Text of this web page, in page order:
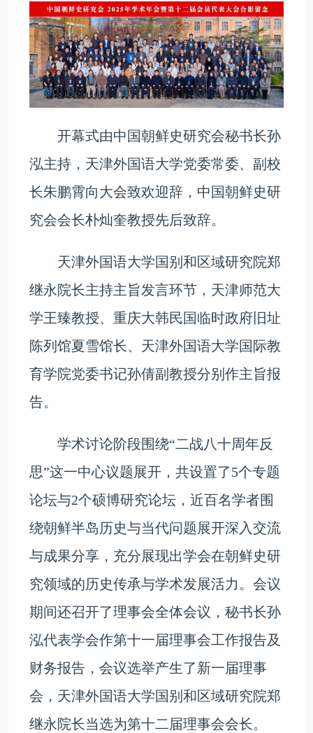
开幕式由中国朝鲜史研究会秘书长孙
泓主持，天津外国语大学党委常委、副校
长朱鹏霄向大会致欢迎辞，中国朝鲜史研
究会会长朴灿奎教授先后致辞。
天津外国语大学国别和区域研究院郑
继永院长主持主旨发言环节，天津师范大
学王臻教授、重庆大韩民国临时政府旧址
陈列馆夏雪馆长、天津外国语大学国际教
育学院党委书记孙倩副教授分别作主旨报
告。
学术讨论阶段围绕“二战八十周年反
思”这一中心议题展开，共设置了5个专题
论坛与2个硕博研究论坛，近百名学者围
绕朝鲜半岛历史与当代问题展开深入交流
与成果分享，充分展现出学会在朝鲜史研
究领域的历史传承与学术发展活力。会议
期间还召开了理事会全体会议，秘书长孙
泓代表学会作第十一届理事会工作报告及
财务报告，会议选举产生了新一届理事
会，天津外国语大学国别和区域研究院郑
继永院长当选为第十二届理事会会长。